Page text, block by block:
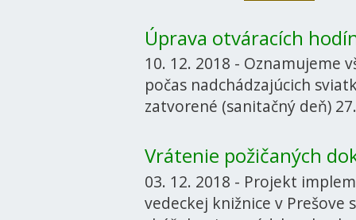
Úprava otváracích
10. 12. 2018 - Oznamujeme
počas nadchádzajúcich
zatvorené (sanitačný deň)
Vrátenie požičaných
03. 12. 2018 - Projekt
vedeckej knižnice v